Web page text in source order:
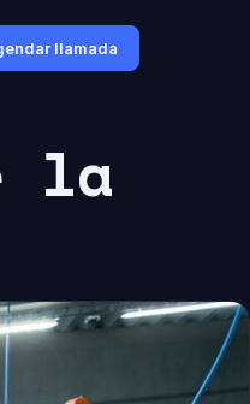
llamada
la